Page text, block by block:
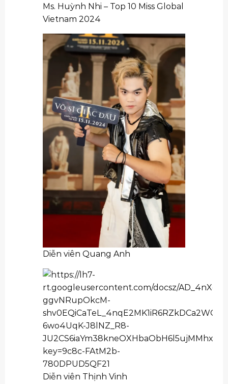
Ms. Huỳnh Nhi – Top 10 Miss Global
Vietnam 2024
Diễn viên Quang Anh
Diễn viên Thịnh Vinh